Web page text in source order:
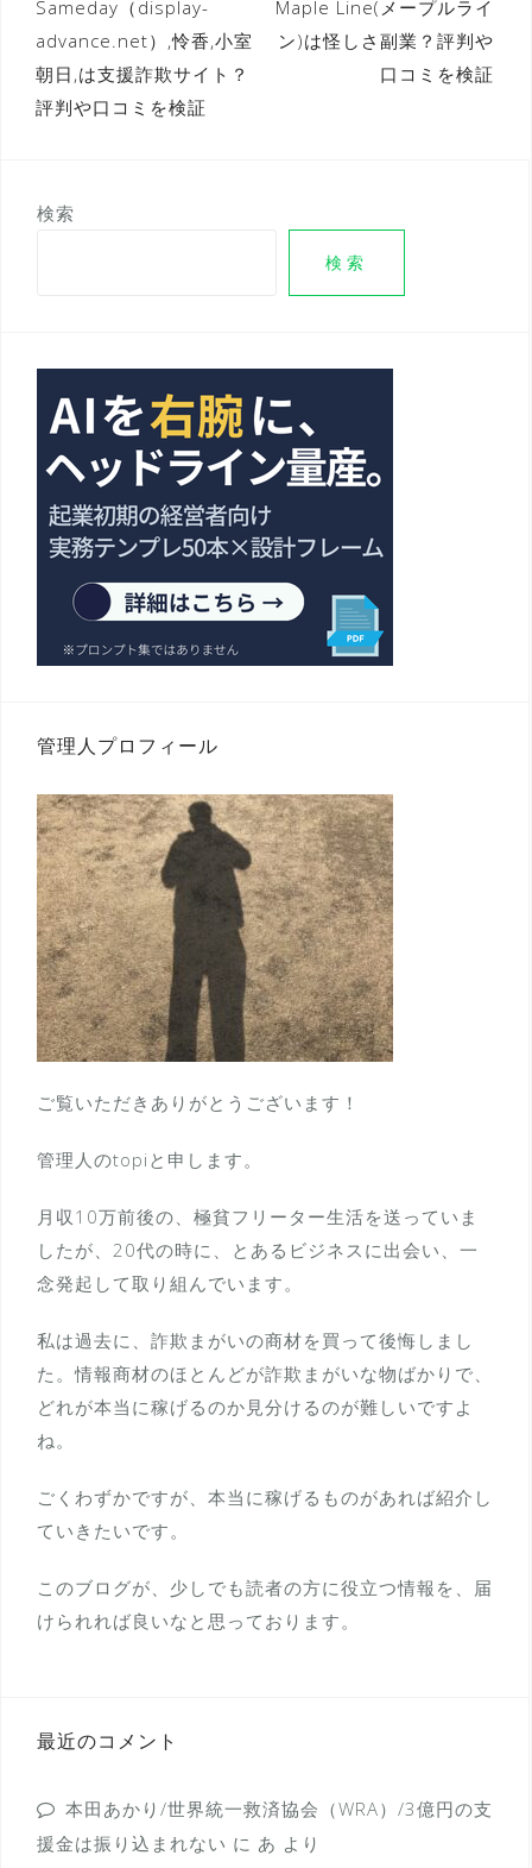
投
稿
ナ
ビ
ー
Sameday（display-
advance.net）,怜香,小室
朝日,は支援詐欺サイト？
評判や口コミを検証
Maple Line(メープルライ
ン)は怪しさ副業？評判や
口コミを検証
検索
検索
管理人プロフィール
ご覧いただきありがとうございます！
管理人のtopiと申します。
月収10万前後の、極貧フリーター生活を送っていま
したが、20代の時に、とあるビジネスに出会い、一
念発起して取り組んでいます。
私は過去に、詐欺まがいの商材を買って後悔しまし
た。情報商材のほとんどが詐欺まがいな物ばかりで、
どれが本当に稼げるのか見分けるのが難しいですよ
ね。
ごくわずかですが、本当に稼げるものがあれば紹介し
ていきたいです。
このブログが、少しでも読者の方に役立つ情報を、届
けられれば良いなと思っております。
最近のコメント
本田あかり/世界統一救済協会（WRA）/3億円の支
援金は振り込まれない に あ より